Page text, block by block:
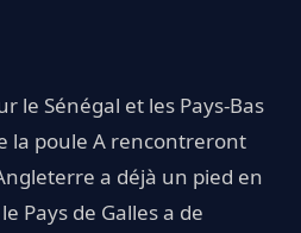
le Sénégal et les Pays-Bas
la poule A rencontreront
a déjà un pied en
Pays de Galles a de